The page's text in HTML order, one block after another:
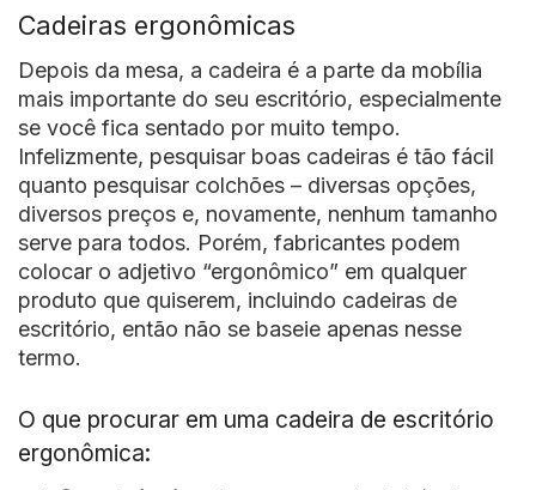
Cadeiras ergonômicas
Depois da mesa, a cadeira é a parte da mobília
mais importante do seu escritório, especialmente
se você fica sentado por muito tempo.
Infelizmente, pesquisar boas cadeiras é tão fácil
quanto pesquisar colchões – diversas opções,
diversos preços e, novamente, nenhum tamanho
serve para todos. Porém, fabricantes podem
colocar o adjetivo “ergonômico” em qualquer
produto que quiserem, incluindo cadeiras de
escritório, então não se baseie apenas nesse
termo.
O que procurar em uma cadeira de escritório
ergonômica: